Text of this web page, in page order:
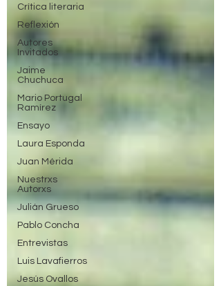
Crítica literaria
Reflexión
Autores
Invitados
Jaime
Chuchuca
Mario Portugal
Ramírez
Ensayo
Laura Esponda
Juan Mérida
Nuestrxs
Autorxs
Julián Grueso
Pablo Concha
Entrevistas
Luis Lavafierros
Jesús Ovallos